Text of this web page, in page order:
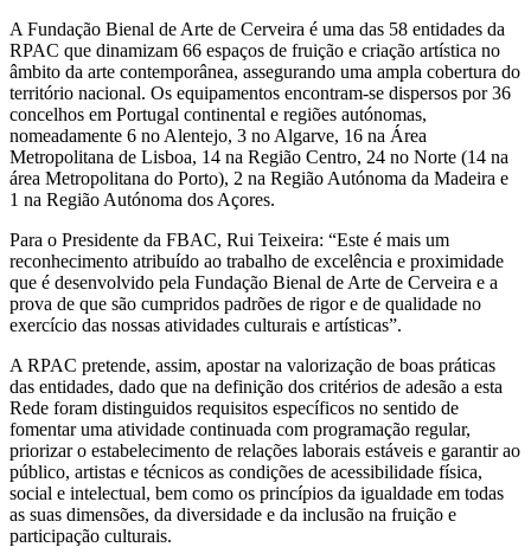
A Fundação Bienal de Arte de Cerveira é uma das 58 entidades da
RPAC que dinamizam 66 espaços de fruição e criação artística no
âmbito da arte contemporânea, assegurando uma ampla cobertura do
território nacional. Os equipamentos encontram-se dispersos por 36
concelhos em Portugal continental e regiões autónomas,
nomeadamente 6 no Alentejo, 3 no Algarve, 16 na Área
Metropolitana de Lisboa, 14 na Região Centro, 24 no Norte (14 na
área Metropolitana do Porto), 2 na Região Autónoma da Madeira e
1 na Região Autónoma dos Açores.
Para o Presidente da FBAC, Rui Teixeira: “Este é mais um
reconhecimento atribuído ao trabalho de excelência e proximidade
que é desenvolvido pela Fundação Bienal de Arte de Cerveira e a
prova de que são cumpridos padrões de rigor e de qualidade no
exercício das nossas atividades culturais e artísticas”.
A RPAC pretende, assim, apostar na valorização de boas práticas
das entidades, dado que na definição dos critérios de adesão a esta
Rede foram distinguidos requisitos específicos no sentido de
fomentar uma atividade continuada com programação regular,
priorizar o estabelecimento de relações laborais estáveis e garantir ao
público, artistas e técnicos as condições de acessibilidade física,
social e intelectual, bem como os princípios da igualdade em todas
as suas dimensões, da diversidade e da inclusão na fruição e
participação culturais.